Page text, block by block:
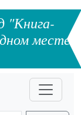
"Книга-
месте